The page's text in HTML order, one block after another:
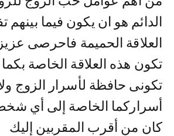
الدائم هو ان يكون فيما بينهم
العلاقة الحميمة فاحرصى
تكون هذه العلاقة الخاصة
تكونى حافظة لأسرار الزوج
أسراركما الخاصة إلى أي
كان من أقرب المقربين إليك